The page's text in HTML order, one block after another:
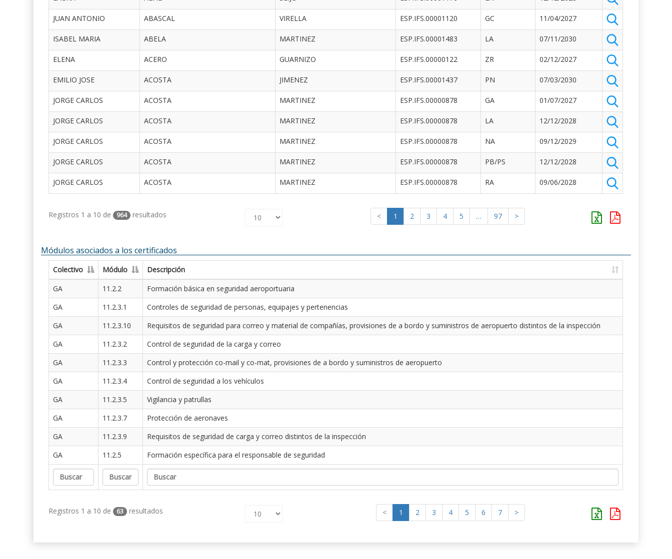
JUAN ANTONIO ABASCAL VIRELLA ESP.IFS.00001120 GC 11/04/2027
ISABEL MARIA ABELA MARTINEZ ESP.IFS.00001483 LA 07/11/2030
ELENA ACERO GUARNIZO ESP.IFS.00000122 ZR 02/12/2027
EMILIO JOSE ACOSTA JIMENEZ ESP.IFS.00001437 PN 07/03/2030
JORGE CARLOS ACOSTA MARTINEZ ESP.IFS.00000878 GA 01/07/2027
JORGE CARLOS ACOSTA MARTINEZ ESP.IFS.00000878 LA 12/12/2028
JORGE CARLOS ACOSTA MARTINEZ ESP.IFS.00000878 NA 09/12/2029
JORGE CARLOS ACOSTA MARTINEZ ESP.IFS.00000878 PB/PS 12/12/2028
JORGE CARLOS ACOSTA MARTINEZ ESP.IFS.00000878 RA 09/06/2028
Registros 1 a 10 de 964 resultados < 1 2 3 4 5 … 97 >
Módulos asociados a los certificados
Colectivo Módulo
Descripción
GA
11.2.2
Formación básica en seguridad aeroportuaria
GA
11.2.3.1
Controles de seguridad de personas, equipajes y pertenencias
GA
11.2.3.10
Requisitos de seguridad para correo y material de compañías, provisiones de a bordo y suministros de aeropuerto distintos de la inspección
GA
11.2.3.2
Control de seguridad de la carga y correo
GA
11.2.3.3
Control y protección co-mail y co-mat, provisiones de a bordo y suministros de aeropuerto
GA
11.2.3.4
Control de seguridad a los vehículos
GA
11.2.3.5
Vigilancia y patrullas
GA
11.2.3.7
Protección de aeronaves
GA
11.2.3.9
Requisitos de seguridad de carga y correo distintos de la inspección
GA
11.2.5 Formación específica para el responsable de seguridad
Registros 1 a 10 de 63 resultados < 1 2 3 4 5 6 7 >